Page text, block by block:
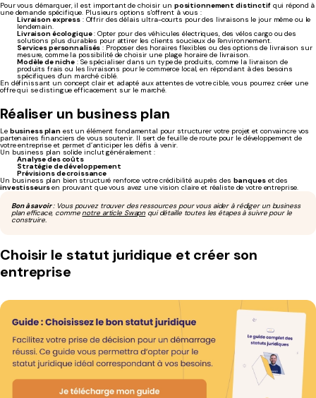
Pour vous démarquer, il est important de choisir un positionnement distinctifqui répond à
une demande spécifique. Plusieurs options s'offrent à vous :
Livraison express: Offrir des délais ultra-courts pour des livraisons le jour même ou le
lendemain.
Livraison écologique: Opter pour des véhicules électriques, des vélos cargo ou des
solutions plus durables pour attirer les clients soucieux de l'environnement.
Services personnalisés: Proposer des horaires flexibles ou des options de livraison sur
mesure, comme la possibilité de choisir une plage horaire de livraison.
Modèle de niche : Se spécialiser dans un type de produits, comme la livraison de
produits frais ou les livraisons pour le commerce local, en répondant à des besoins
spécifiques d'un marché ciblé.
En définissant un concept clair et adapté aux attentes de votre cible, vous pourrez créer une
offre qui se distingue efficacement sur le marché.
Réaliser un business plan
Le business plan est un élément fondamental pour structurer votre projet et convaincre vos
partenaires financiers de vous soutenir. Il sert de feuille de route pour le développement de
votre entreprise et permet d’anticiper les défis à venir.
Un business plan solide inclut généralement :
Analyse des coûts
Stratégie de développement
Prévisions de croissance
Un business plan bien structuré renforce votre crédibilité auprès des banqueset des
investisseursen prouvant que vous avez une vision claire et réaliste de votre entreprise.
Bon à savoir: Vous pouvez trouver des ressources pour vous aider à rédiger un business
plan efficace, commenotre article Swapn qui détaille toutes les étapes à suivre pour le
construire.
Choisir le statut juridique et créer son
entreprise